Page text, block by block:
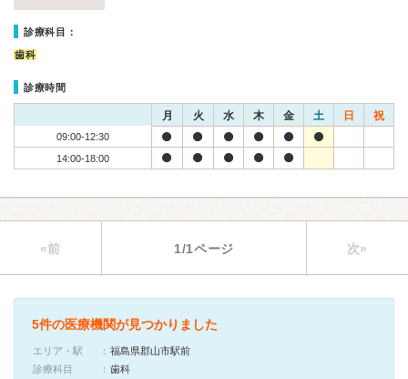
診療科目：
歯科
診療時間
月 火 水 木 金 土 日 祝
09:00-12:30
14:00-18:00
«前 1/1ページ 次»
5件の医療機関が見つかりました
エリア・駅
福島県郡山市駅前
診療科目
歯科